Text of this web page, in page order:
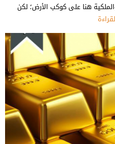
هنا على كوكب الأرض؛ لكن